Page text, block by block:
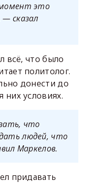
это
— сказал
всё, что было
политолог.
донести до
них условиях.
что
людей, что
Маркелов.
придавать